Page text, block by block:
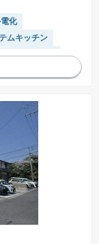
化
ムキッチン
ングヒーター